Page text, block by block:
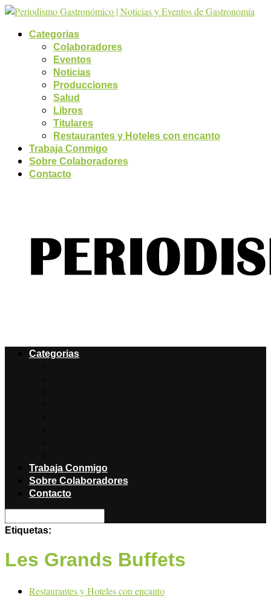
Categorias
Colaboradores
Eventos
Noticias
Producciones
Salud
Libros
Titulares
Restaurantes y Hoteles con encanto
Trabaja Conmigo
Sobre Colaboradores
Contacto
Categorias
Trabaja Conmigo
Sobre Colaboradores
Contacto
Etiquetas:
Les Grands Buffets
Restaurantes y Hoteles con encanto